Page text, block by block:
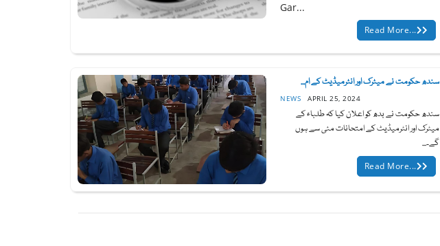
Gar...
Read More...
سندھ حکومت نے میٹرک اور انٹرمیڈیٹ کے ام...
NEWS APRIL 25, 2024
سندھ حکومت نے بدھ کو اعلان کیا کہ طلباء کے
میٹرک اور انٹرمیڈیٹ کے امتحانات مئی سے ہوں
گے۔...
Read More...